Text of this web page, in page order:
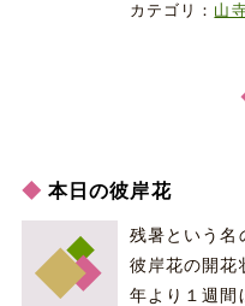
カテゴリ： 山
本日の彼岸花
残暑という名
彼岸花の開花
年より１週間